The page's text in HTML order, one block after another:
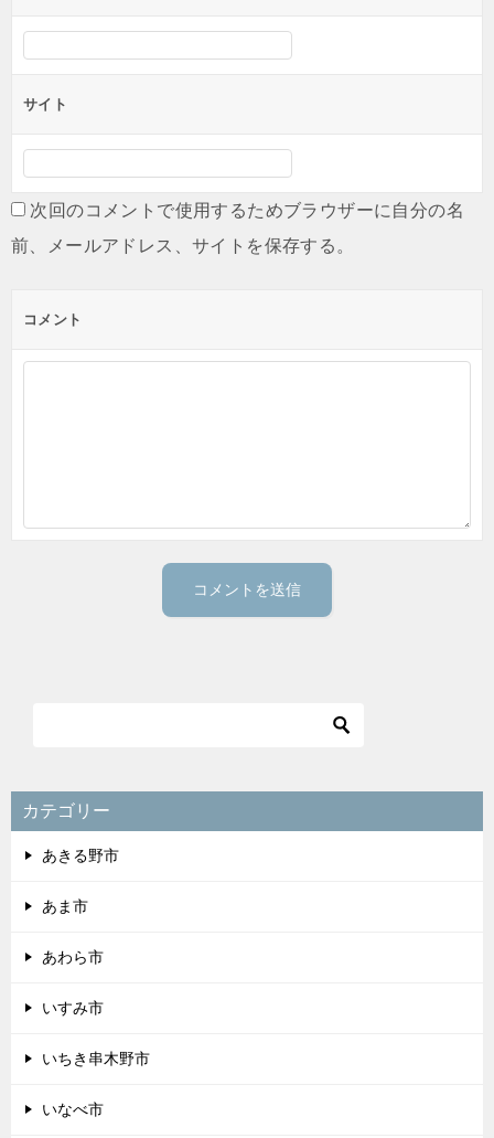
サイト
次回のコメントで使用するためブラウザーに自分の名
前、メールアドレス、サイトを保存する。
コメント
カテゴリー
あきる野市
あま市
あわら市
いすみ市
いちき串木野市
いなべ市